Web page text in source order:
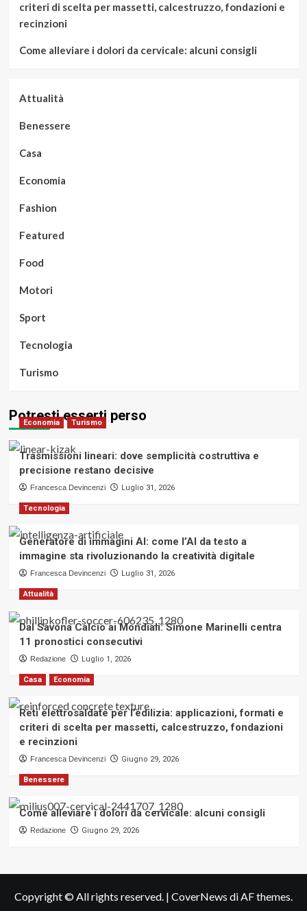
criteri di scelta per massetti, calcestruzzo, fondazioni e
recinzioni
Come alleviare i dolori da cervicale: alcuni consigli
Attualità
Benessere
Casa
Economia
Fashion
Featured
Food
Motori
Sport
Tecnologia
Turismo
Potresti esserti perso
Economia Turismo
Trasmissioni lineari: dove semplicità costruttiva e
precisione restano decisive
Francesca Devincenzi Luglio 31, 2026
Tecnologia
Generatore di immagini AI: come l’AI da testo a
immagine sta rivoluzionando la creatività digitale
Francesca Devincenzi Luglio 31, 2026
Attualità
Dal Savona Calcio ai Mondiali: Simone Marinelli centra
11 pronostici consecutivi
Redazione Luglio 1, 2026
Casa Economia
Reti elettrosaldate per l’edilizia: applicazioni, formati e
criteri di scelta per massetti, calcestruzzo, fondazioni
e recinzioni
Francesca Devincenzi Giugno 29, 2026
Benessere
Come alleviare i dolori da cervicale: alcuni consigli
Redazione Giugno 29, 2026
Copyright © All rights reserved. | CoverNews di AF themes.